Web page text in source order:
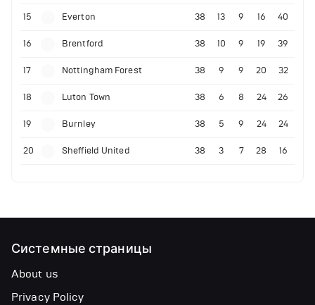
15 Everton 38 13 9 16 40
16 Brentford 38 10 9 19 39
17 Nottingham Forest 38 9 9 20 32
18 Luton Town 38 6 8 24 26
19 Burnley 38 5 9 24 24
20 Sheffield United 38 3 7 28 16
Системные страницы
About us
Privacy Policy